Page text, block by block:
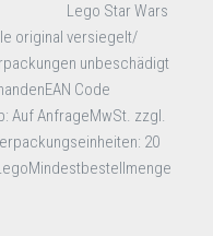
Lego Star Wars
original versiegelt/
unbeschädigt
Code
Auf AnfrageMwSt. zzgl.
20